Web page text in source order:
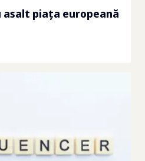
asalt piața europeană